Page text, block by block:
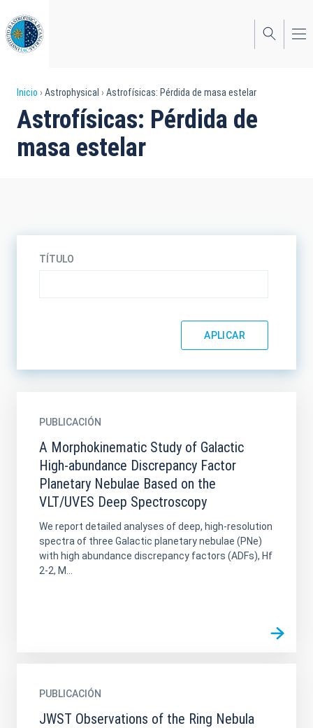
al
contenido
principal
Sobrescribir
enlaces
de
Inicio Astrophysical Astrofísicas: Pérdida de masa estelar
Astrofísicas: Pérdida de
masa estelar
TÍTULO
PUBLICACIÓN
A Morphokinematic Study of Galactic
High-abundance Discrepancy Factor
Planetary Nebulae Based on the
VLT/UVES Deep Spectroscopy
We report detailed analyses of deep, high-resolution
spectra of three Galactic planetary nebulae (PNe)
with high abundance discrepancy factors (ADFs), Hf
2-2, M...
PUBLICACIÓN
JWST Observations of the Ring Nebula